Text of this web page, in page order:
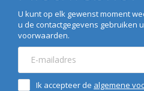
U kunt op elk gewenst moment
u de contactgegevens gebruiken
voorwaarden.
Ik accepteer de algemene